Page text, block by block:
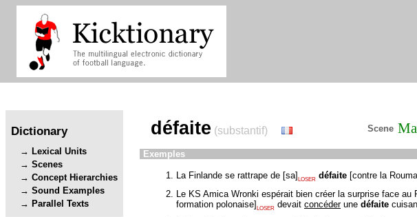
Dictionary
Lexical Units
Scenes
Concept Hierarchies
Sound Examples
Parallel Texts
défaite (substantif) Scene
Exemples
La Finlande se rattrape de [sa] LOSER défaite [contre la
Le KS Amica Wronki espérait bien créer la surprise face
formation polonaise] LOSER devait concéderune défaite